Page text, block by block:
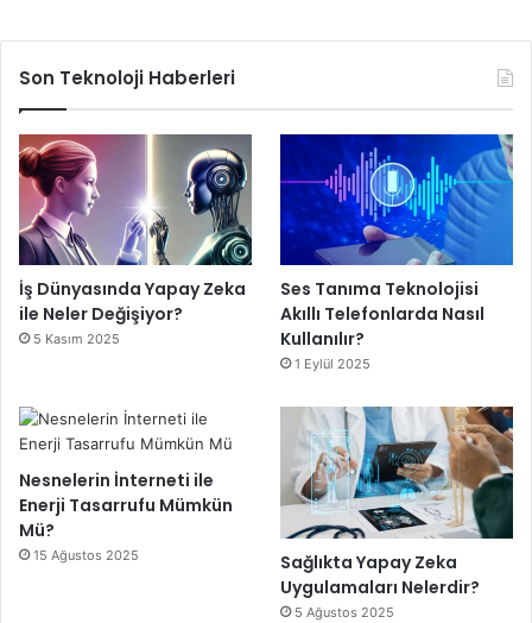
Son Teknoloji Haberleri
İş Dünyasında Yapay Zeka
ile Neler Değişiyor?
5 Kasım 2025
Ses Tanıma Teknolojisi
Akıllı Telefonlarda Nasıl
Kullanılır?
1 Eylül 2025
Nesnelerin İnterneti ile
Enerji Tasarrufu Mümkün
Mü?
15 Ağustos 2025
Sağlıkta Yapay Zeka
Uygulamaları Nelerdir?
5 Ağustos 2025